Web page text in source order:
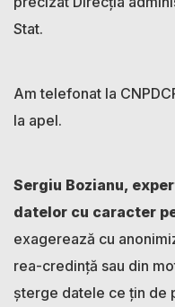
Stat.
Am telefonat la
la apel.
Sergiu Bozianu,
datelor cu caracter
exagerează cu
rea-credință sau din
șterge datele ce țin de